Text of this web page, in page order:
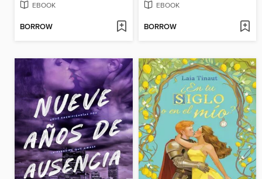
EBOOK
BORROW
EBOOK
BORROW